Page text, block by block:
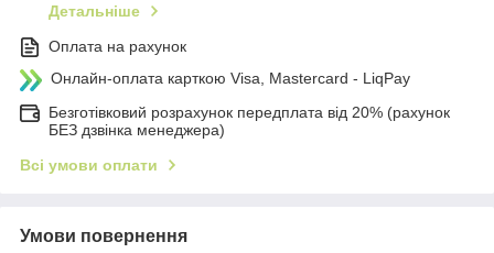
Детальніше
Оплата на рахунок
Онлайн-оплата карткою Visa, Mastercard - LiqPay
Безготівковий розрахунок передплата від 20% (рахунок
БЕЗ дзвінка менеджера)
Всі умови оплати
Умови повернення